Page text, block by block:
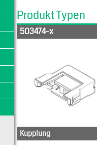
Produkt Typen
503474-x
Kupplung